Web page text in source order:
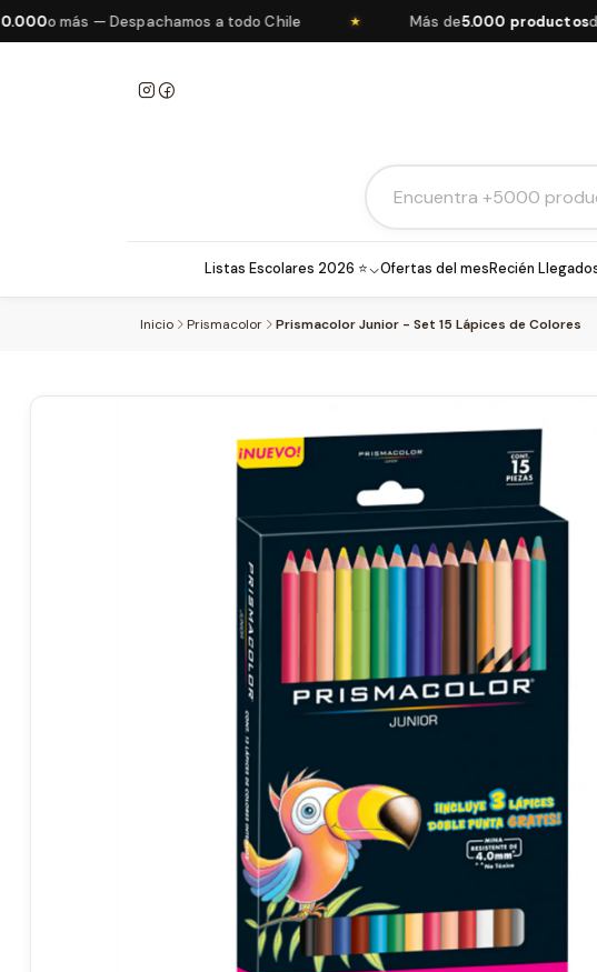
o más — Despachamos a todo Chile Más de5.000 productosde
Listas Escolares 2026 ⭐ Ofertas del mesRecién
Inicio Prismacolor Prismacolor Junior - Set 15 Lápices de Colores